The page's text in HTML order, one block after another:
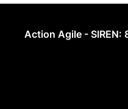
Action Agile -